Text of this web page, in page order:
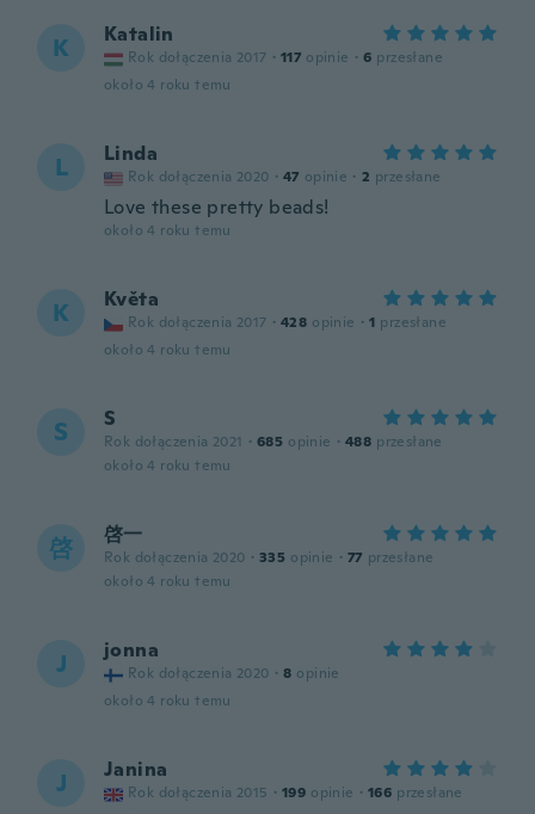
K Katalin
Rok dołączenia 2017 · 117 opinie · 6 przesłane
około 4 roku temu
L Linda
Rok dołączenia 2020 · 47 opinie · 2 przesłane
Love these pretty beads!
około 4 roku temu
K Květa
Rok dołączenia 2017 · 428 opinie · 1 przesłane
około 4 roku temu
S S
Rok dołączenia 2021 · 685 opinie · 488 przesłane
około 4 roku temu
啓 啓一
Rok dołączenia 2020 · 335 opinie · 77 przesłane
około 4 roku temu
J jonna
Rok dołączenia 2020 · 8 opinie
około 4 roku temu
J Janina
Rok dołączenia 2015 · 199 opinie · 166 przesłane